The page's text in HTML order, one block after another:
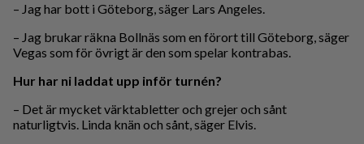
– Jag har bott i Göteborg, säger Lars Angeles.
– Jag brukar räkna Bollnäs som en förort till Göteborg, säger
Vegas som för övrigt är den som spelar kontrabas.
Hur har ni laddat upp inför turnén?
– Det är mycket värktabletter och grejer och sånt
naturligtvis. Linda knän och sånt, säger Elvis.